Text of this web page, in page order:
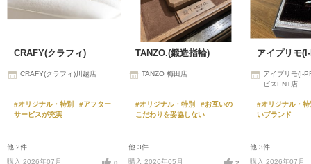
CRAFY(クラフィ)
CRAFY(クラフィ)川越店
#オリジナル・特別
#アフター
サービスが充実
他 2件
購入 2026年07月
TANZO.(鍛造指輪)
TANZO 梅田店
#オリジナル・特別
#お互いの
こだわりを妥協しない
他 3件
購入 2026年05月
アイプリモ
アイプリモ(I-
ビスENT店
#オリジナル・
いブランド
他 3件
購入 2026年07月